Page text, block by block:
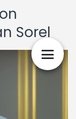
Sorel